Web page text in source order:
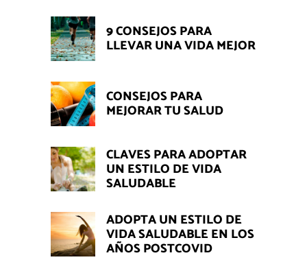
9 CONSEJOS PARA
LLEVAR UNA VIDA MEJOR
CONSEJOS PARA
MEJORAR TU SALUD
CLAVES PARA ADOPTAR
UN ESTILO DE VIDA
SALUDABLE
ADOPTA UN ESTILO DE
VIDA SALUDABLE EN LOS
AÑOS POSTCOVID